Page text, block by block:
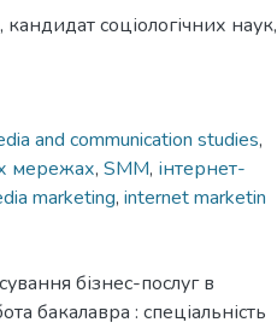
соціологічних наук,
and communication studies,
мережах, SMM, інтернет-
marketing, internet marketin
бізнес-послуг в
бакалавра : спеціальність